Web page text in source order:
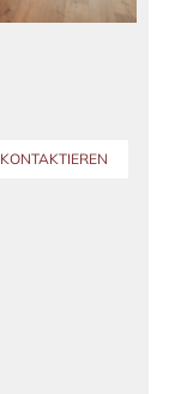
KONTAKTIEREN